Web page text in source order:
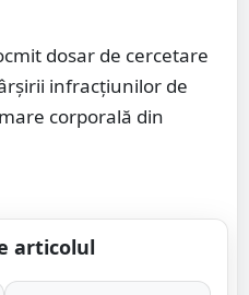
dosar de cercetare
infracţiunilor de
corporală din
articolul